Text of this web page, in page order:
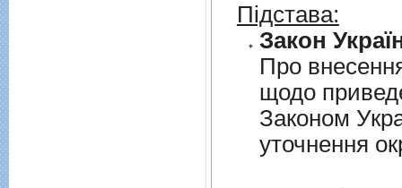
Підстава:
Закон
Про
щодо
Законом
уточнення